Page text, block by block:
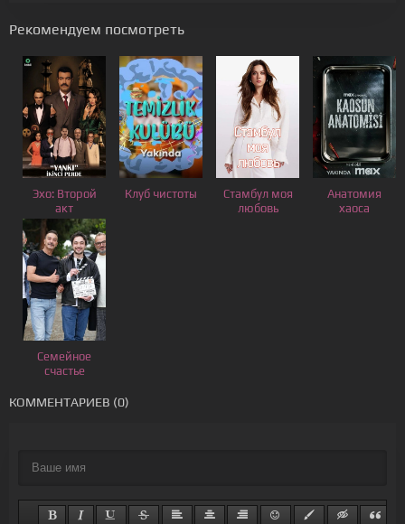
Рекомендуем посмотреть
Эхо: Второй
акт
Клуб чистоты
Стамбул моя
любовь
Анатомия
хаоса
Семейное
счастье
КОММЕНТАРИЕВ (0)